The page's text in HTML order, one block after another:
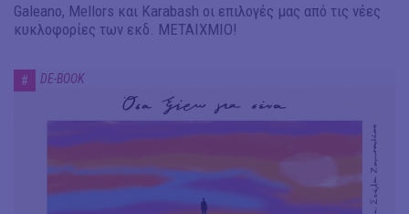
Galeano, Mellors και Karabash οι επιλογές μας από τις νέες
κυκλοφορίες των εκδ. ΜΕΤΑΙΧΜΙΟ!
# DE-BOOK